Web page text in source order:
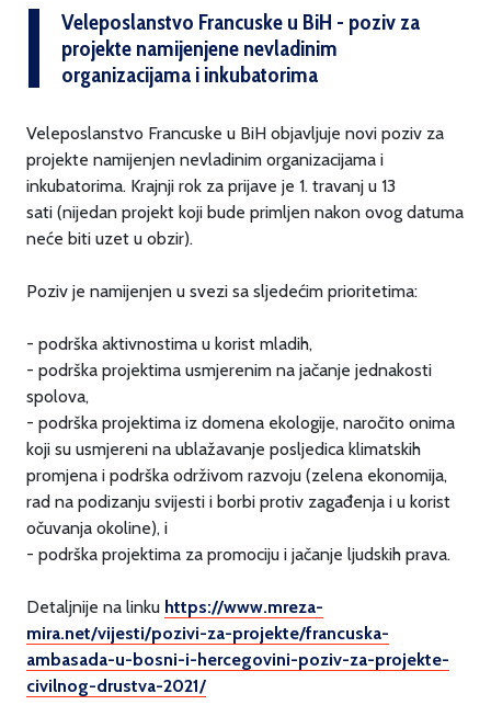
Veleposlanstvo Francuske u BiH - poziv za
projekte namijenjene nevladinim
organizacijama i inkubatorima
Veleposlanstvo Francuske u BiH objavljuje novi poziv za
projekte namijenjen nevladinim organizacijama i
inkubatorima. Krajnji rok za prijave je 1. travanj u 13
sati (nijedan projekt koji bude primljen nakon ovog datuma
neće biti uzet u obzir).
Poziv je namijenjen u svezi sa sljedećim prioritetima:
- podrška aktivnostima u korist mladih,
- podrška projektima usmjerenim na jačanje jednakosti
spolova,
- podrška projektima iz domena ekologije, naročito onima
koji su usmjereni na ublažavanje posljedica klimatskih
promjena i podrška održivom razvoju (zelena ekonomija,
rad na podizanju svijesti i borbi protiv zagađenja i u korist
očuvanja okoline), i
- podrška projektima za promociju i jačanje ljudskih prava.
Detaljnije na linku https://www.mreza-
mira.net/vijesti/pozivi-za-projekte/francuska-
ambasada-u-bosni-i-hercegovini-poziv-za-projekte-
civilnog-drustva-2021/